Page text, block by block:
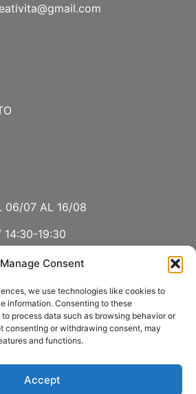
Manage Consent
we use technologies like cookies to
information. Consenting to these
process data such as browsing behavior or
consenting or withdrawing consent, may
and functions.
Accept
06/07 AL 16/08
14:30-19:30
14:30-19:30
E AGOSTO
15:00-19:00